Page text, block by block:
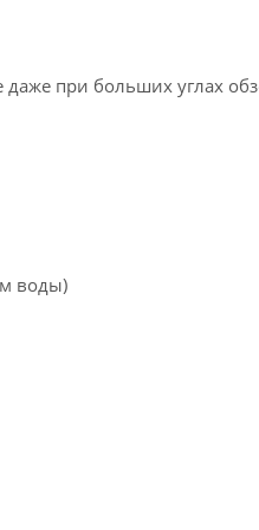
при больших углах
воды)